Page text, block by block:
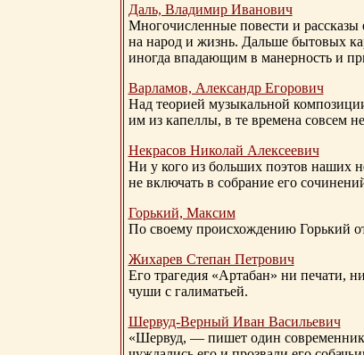
Даль, Владимир Иванович
Многочисленные повести и рассказы
на народ и жизнь. Дальше бытовых
иногда впадающим в манерность и
Варламов, Александр Егорович
Над теорией музыкальной
им из капеллы, в те времена совсем
Некрасов Николай Алексеевич
Ни у кого из больших поэтов наших
не включать в собрание его
Горький, Максим
По своему происхождению Горький
Жихарев Степан Петрович
Его трагедия «Артабан» ни печати,
чуши с галиматьей.
Шервуд-Верный Иван Васильевич
«Шервуд, — пишет один